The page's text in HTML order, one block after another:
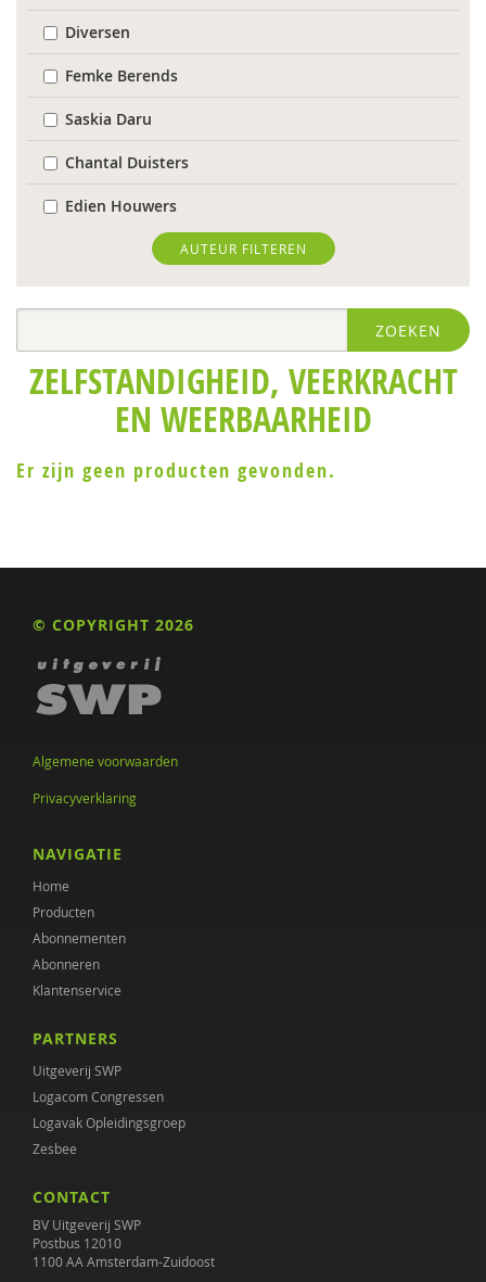
Diversen
Femke Berends
Saskia Daru
Chantal Duisters
Edien Houwers
Jeannette Ooink
Annemarie van Vonderen
AUTEUR FILTEREN
ZOEKEN
ZELFSTANDIGHEID, VEERKRACHT
EN WEERBAARHEID
Er zijn geen producten gevonden.
© COPYRIGHT 2026
Algemene voorwaarden
Privacyverklaring
NAVIGATIE
Home
Producten
Abonnementen
Abonneren
Klantenservice
PARTNERS
Uitgeverij SWP
Logacom Congressen
Logavak Opleidingsgroep
Zesbee
CONTACT
BV Uitgeverij SWP
Postbus 12010
1100 AA Amsterdam-Zuidoost